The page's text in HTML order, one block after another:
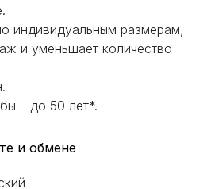
индивидуальным размерам,
и уменьшает количество
– до 50 лет*.
и обмене
на